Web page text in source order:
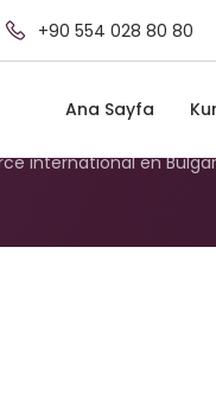
+90 554 028 80 80
Ana Sayfa
international en